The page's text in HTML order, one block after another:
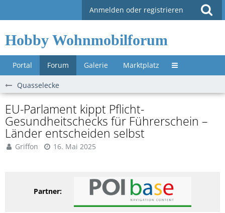
Anmelden oder registrieren
Hobby Wohnmobilforum
Portal Forum Galerie Marktplatz Untermenü »
Quasselecke
EU-Parlament kippt Pflicht-
Gesundheitschecks für Führerschein –
Länder entscheiden selbst
Griffon 16. Mai 2025
Partner: